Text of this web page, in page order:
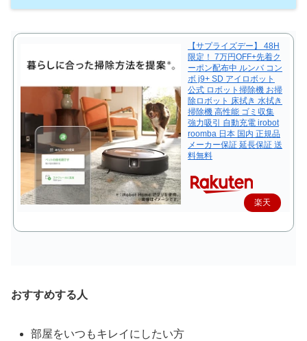
【サプライズデー】 48H
限定！ 7万円OFF+先着ク
ーポン配布中 ルンバ コン
ボ j9+ SD アイロボット
公式 ロボット掃除機 お掃
除ロボット 床拭き 水拭き
掃除機 高性能 ゴミ収集
強力吸引 自動充電 irobot
roomba 日本 国内 正規品
メーカー保証 延長保証 送
料無料
楽天
おすすめする人
部屋をいつもキレイにしたい方